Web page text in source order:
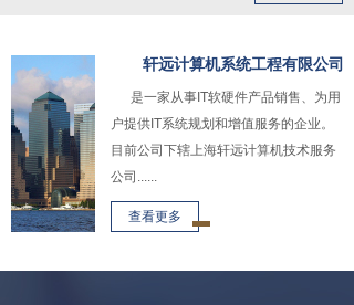
轩远计算机系统工程有限公司
是一家从事IT软硬件产品销售、为用
户提供IT系统规划和增值服务的企业。
目前公司下辖上海轩远计算机技术服务
公司......
查看更多